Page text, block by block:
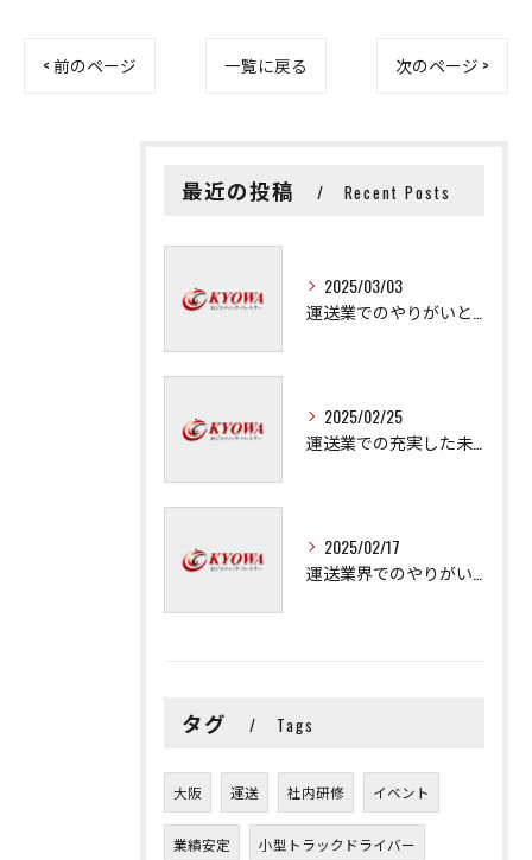
< 前のページ 一覧に戻る 次のページ >
最近の投稿 Recent Posts
2025/03/03
2025/02/25
2025/02/17
タグ Tags
大阪 運送 社内研修 イベント
業績安定 小型トラックドライバー